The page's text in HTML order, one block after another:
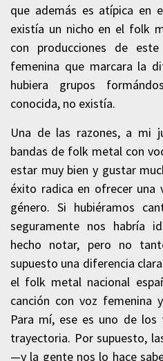
que además es atípica en
existía un nicho en el folk
con producciones de
femenina que marcara la
hubiera grupos
conocida, no existía.
Una de las razones, a mi
bandas de folk metal con
estar muy bien y gustar
éxito radica en ofrecer una
género. Si hubiéramos
seguramente nos habría
hecho notar, pero no
supuesto una diferencia
el folk metal nacional
canción con voz femenina
Para mí, ese es uno de
trayectoria. Por supuesto,
—y la gente nos lo hace